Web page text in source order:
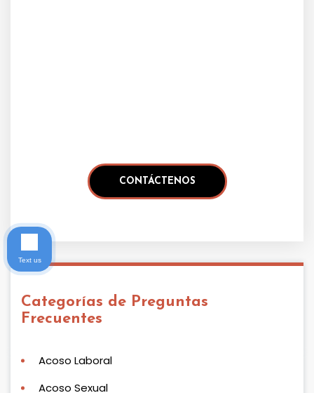
Categorías de Preguntas
Frecuentes
Acoso Laboral
Acoso Sexual
Text us